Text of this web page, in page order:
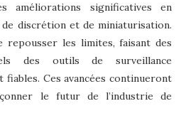
améliorations significatives en
discrétion et de miniaturisation.
repousser les limites, faisant des
des outils de surveillance
fiables. Ces avancées continueront
le futur de l’industrie de